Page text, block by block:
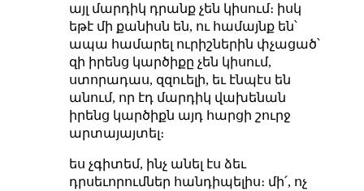
այլ մարդիկ դրանք չեն կիսում։ իսկ
եթէ մի քանիսն են, ու համայնք են՝
ապա համարել ուրիշներին փչացած՝
զի իրենց կարծիքը չեն կիսում,
ստորադաս, զզուելի, եւ էնպէս են
անում, որ էդ մարդիկ վախենան
իրենց կարծիքն այդ հարցի շուրջ
արտայայտել։
ես չգիտեմ, ինչ անել էս ձեւ
դրսեւորումներ հանդիպելիս։ մի՛, ոչ